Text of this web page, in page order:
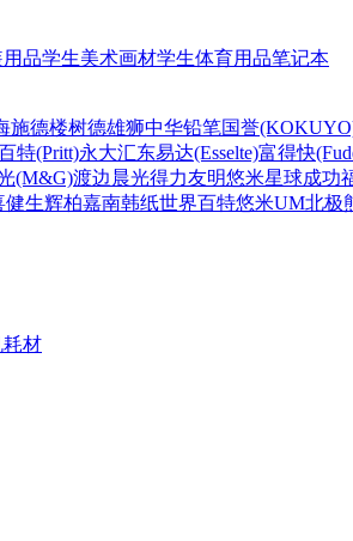
品学生美术画材学生体育用品笔记本
施德楼树德雄狮中华铅笔国誉
特(Pritt)永大汇东易达(Esselte)富得快
(M&G)渡边 晨光得力友明悠米星球成功
健生辉柏嘉南韩纸世界百特悠米UM北极
材